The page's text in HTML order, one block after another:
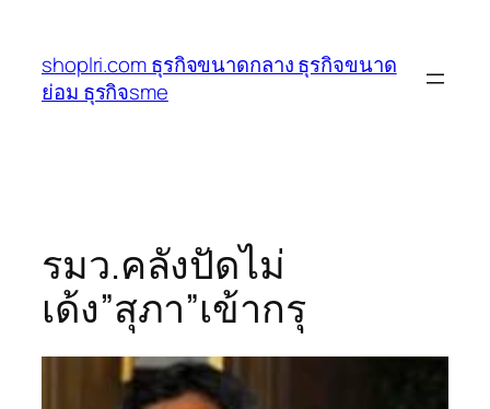
เนื้อหา
shoplri.com ธุรกิจขนาดกลาง ธุรกิจขนาด
ย่อม ธุรกิจsme
รมว.คลังปัดไม่
เด้ง”สุภา”เข้ากรุ